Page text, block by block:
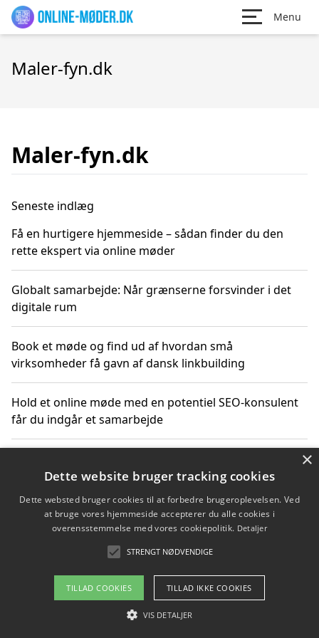
Menu
Maler-fyn.dk
Maler-fyn.dk
Seneste indlæg
Få en hurtigere hjemmeside – sådan finder du den
rette ekspert via online møder
Globalt samarbejde: Når grænserne forsvinder i det
digitale rum
Book et møde og find ud af hvordan små
virksomheder få gavn af dansk linkbuilding
Hold et online møde med en potentiel SEO-konsulent
får du indgår et samarbejde
Hold et møde med en WordPress ekspert og vælg den
mest professionelle til at vedligeholde din løsning
Copyright 2026 - Pilanto Aps
Om / kontakt
×
Dette website bruger tracking cookies
Dette websted bruger cookies til at forbedre brugeroplevelsen. Ved
at bruge vores hjemmeside accepterer du alle cookies i
overensstemmelse med vores cookiepolitik. Detaljer
STRENGT NØDVENDIGE
TILLAD COOKIES TILLAD IKKE COOKIES
VIS DETALJER